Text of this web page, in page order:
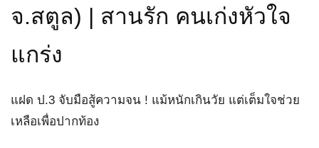
จ.สตูล) | สานรัก คนเก่งหัวใจ
แกร่ง
แฝด ป.3 จับมือสู้ความจน ! แม้หนักเกินวัย แต่เต็มใจช่วย
เหลือเพื่อปากท้อง